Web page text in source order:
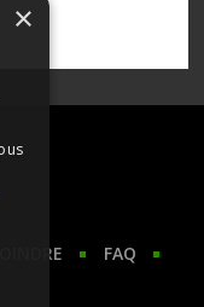
FAQ
×